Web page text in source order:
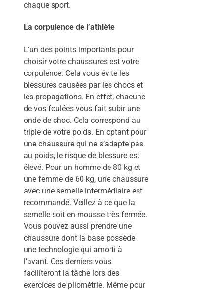
chaque sport.
La corpulence de l’athlète
L’un des points importants pour
choisir votre chaussures est votre
corpulence. Cela vous évite les
blessures causées par les chocs et
les propagations. En effet, chacune
de vos foulées vous fait subir une
onde de choc. Cela correspond au
triple de votre poids. En optant pour
une chaussure qui ne s’adapte pas
au poids, le risque de blessure est
élevé. Pour un homme de 80 kg et
une femme de 60 kg, une chaussure
avec une semelle intermédiaire est
recommandé. Veillez à ce que la
semelle soit en mousse très fermée.
Vous pouvez aussi prendre une
chaussure dont la base possède
une technologie qui amorti à
l’avant. Ces derniers vous
faciliteront la tâche lors des
exercices de pliométrie. Même pour